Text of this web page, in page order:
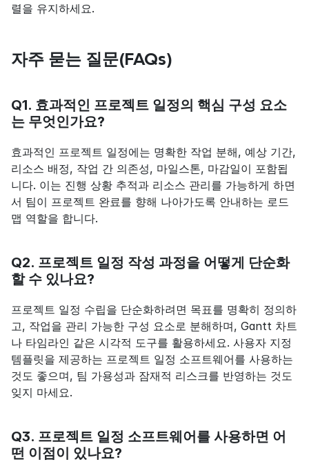
렬을 유지하세요.
자주 묻는 질문(FAQs)
Q1. 효과적인 프로젝트 일정의 핵심 구성 요소
는 무엇인가요?
효과적인 프로젝트 일정에는 명확한 작업 분해, 예상 기간,
리소스 배정, 작업 간 의존성, 마일스톤, 마감일이 포함됩
니다. 이는 진행 상황 추적과 리소스 관리를 가능하게 하면
서 팀이 프로젝트 완료를 향해 나아가도록 안내하는 로드
맵 역할을 합니다.
Q2. 프로젝트 일정 작성 과정을 어떻게 단순화
할 수 있나요?
프로젝트 일정 수립을 단순화하려면 목표를 명확히 정의하
고, 작업을 관리 가능한 구성 요소로 분해하며, Gantt 차트
나 타임라인 같은 시각적 도구를 활용하세요. 사용자 지정
템플릿을 제공하는 프로젝트 일정 소프트웨어를 사용하는
것도 좋으며, 팀 가용성과 잠재적 리스크를 반영하는 것도
잊지 마세요.
Q3. 프로젝트 일정 소프트웨어를 사용하면 어
떤 이점이 있나요?